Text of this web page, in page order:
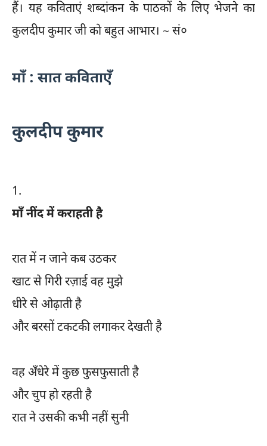
हैं। यह कविताएं शब्दांकन के पाठकों के लिए भेजने का
कुलदीप कुमार जी को बहुत आभार। ~ सं०
माँ : सात कविताएँ
कुलदीप कुमार
1.
माँ नींद में कराहती है
रात में न जाने कब उठकर
खाट से गिरी रज़ाई वह मुझे
धीरे से ओढ़ाती है
और बरसों टकटकी लगाकर देखती है
वह अँधेरे में कुछ फुसफुसाती है
और चुप हो रहती है
रात ने उसकी कभी नहीं सुनी